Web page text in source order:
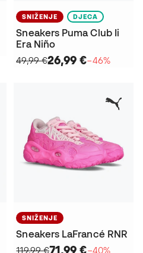
SNIŽENJE DJECA
Sneakers Puma Club Ii
Era Niño
49,99 €26,99 €−46%
SNIŽENJE
Sneakers LaFrancé RNR
119,99 €71,99 €−40%